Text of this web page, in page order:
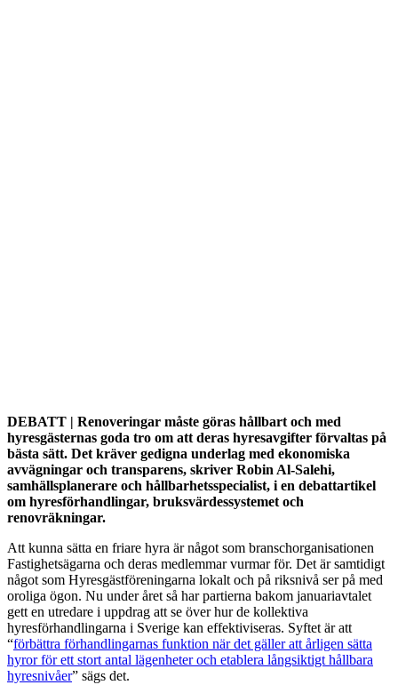
DEBATT | Renoveringar måste göras hållbart och med
hyresgästernas goda tro om att deras hyresavgifter förvaltas på
bästa sätt. Det kräver gedigna underlag med ekonomiska
avvägningar och transparens, skriver Robin Al-Salehi,
samhällsplanerare och hållbarhetsspecialist, i en debattartikel
om hyresförhandlingar, bruksvärdessystemet och
renovräkningar.
Att kunna sätta en friare hyra är något som branschorganisationen
Fastighetsägarna och deras medlemmar vurmar för. Det är samtidigt
något som Hyresgästföreningarna lokalt och på riksnivå ser på med
oroliga ögon. Nu under året så har partierna bakom januariavtalet
gett en utredare i uppdrag att se över hur de kollektiva
hyresförhandlingarna i Sverige kan effektiviseras. Syftet är att
“förbättra förhandlingarnas funktion när det gäller att årligen sätta
hyror för ett stort antal lägenheter och etablera långsiktigt hållbara
hyresnivåer” sägs det.